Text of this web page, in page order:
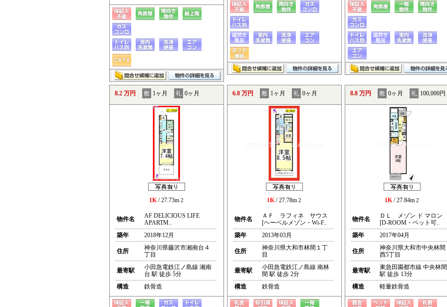
8.2 万円 敷 1ヶ月 礼 0ヶ月
1K/ 27.73m 2
物件名
AF DELICIOUS LIFE
APARTM..
築年
2018年12月
住所
神奈川県藤沢市湘南台４
丁目
最寄駅
小田急電鉄江ノ島線 湘南
台 駅 徒歩 5分
構造
鉄骨造
6.8 万円 敷 1ヶ月 礼 0ヶ月
1K/ 27.78m 2
物件名
ＡＦ ラフィネ サウス
[ヘーベルメゾン・Wi-F..
築年
2013年03月
住所
神奈川県大和市林間１丁
目
最寄駅
小田急電鉄江ノ島線 南林
間 駅 徒歩 2分
構造
鉄骨造
8.8 万円 敷 0ヶ月 礼 100,000円
1K/ 27.84m 2
物件名
ＤＬ メゾン ド マロン
[D-ROOM・ペット可..
築年
2017年04月
住所
神奈川県大和市中央林間
西5丁目
最寄駅
東急田園都市線 中央林間
駅 徒歩 13分
構造
軽量鉄骨造